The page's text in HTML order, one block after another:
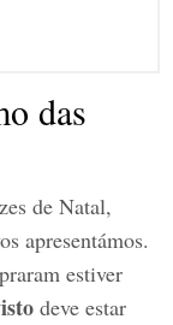
das
de Natal,
apresentámos.
estiver
deve estar